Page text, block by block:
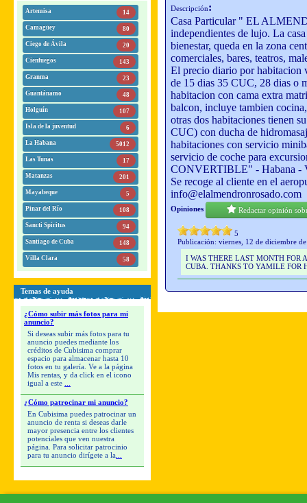
14
Artemisa
80
Camagüey
20
Ciego de Ávila
143
Cienfuegos
23
Granma
48
Guantánamo
107
Holguín
6
Isla de la juventud
5012
La Habana
17
Las Tunas
201
Matanzas
5
Mayabeque
108
Pinar del Río
94
Sancti Spíritus
148
Santiago de Cuba
58
Villa Clara
Temas de ayuda
¿Cómo subir más fotos para mi
anuncio?
Si deseas subir más fotos para tu
anuncio puedes mediante los
créditos de Cubisima comprar
espacio para almacenar hasta 10
fotos en tu galería. Ve a la página
Mis rentas, y da click en el icono
igual a este
¿Cómo patrocinar mi anuncio?
En Cubisima puedes patrocinar un
anuncio de renta si deseas darle
mayor presencia entre los clientes
potenciales que ven nuestra
página. Para solicitar patrocinio
para tu anuncio dirígete a la
Descripción:
Casa Particular " EL
independientes de lujo. La
bienestar, queda en la zona
comerciales, bares, teatros,
El precio diario por habitacion
de 15 dias 35 CUC, 28 dias o
habitacion con cama extra
balcon, incluye tambien
otras dos habitaciones tienen
CUC) con ducha de
habitaciones con servicio
servicio de coche para
CONVERTIBLE" - Habana -
Se recoge al cliente en el
info@elalmendronrosado.com
Opiniones Redactar opinión
5
Publicación: viernes, 12 de diciembre
I WAS THERE LAST MONTH FOR
CUBA. THANKS TO YAMILE FOR